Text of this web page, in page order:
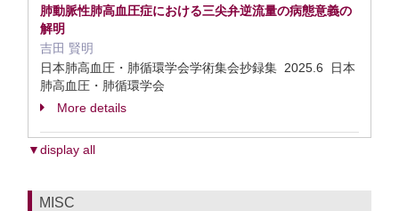
肺動脈性肺高血圧症における三尖弁逆流量の病態意義の
解明
吉田 賢明
日本肺高血圧・肺循環学会学術集会抄録集 2025.6 日本
肺高血圧・肺循環学会
More details
▼display all
MISC